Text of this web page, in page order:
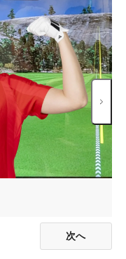
次へ